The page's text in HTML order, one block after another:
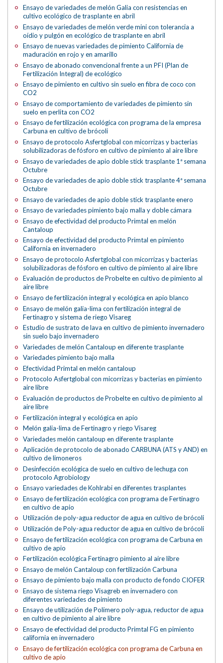
Ensayo de variedades de melón Galia con resistencias en
cultivo ecológico de trasplante en abril
Ensayo de variedades de melón verde mini con tolerancia a
oídio y pulgón en ecológico de trasplante en abril
Ensayo de nuevas variedades de pimiento California de
maduración en rojo y en amarillo
Ensayo de abonado convencional frente a un PFI (Plan de
Fertilización Integral) de ecológico
Ensayo de pimiento en cultivo sin suelo en fibra de coco con
CO2
Ensayo de comportamiento de variedades de pimiento sin
suelo en perlita con CO2
Ensayo de fertilización ecológica con programa de la empresa
Carbuna en cultivo de brócoli
Ensayo de protocolo Asfertglobal con micorrizas y bacterias
solubilizadoras de fósforo en cultivo de pimiento al aire libre
Ensayo de variedades de apio doble stick trasplante 1ª semana
Octubre
Ensayo de variedades de apio doble stick trasplante 4ª semana
Octubre
Ensayo de variedades de apio doble stick trasplante enero
Ensayo de variedades pimiento bajo malla y doble cámara
Ensayo de efectividad del producto Primtal en melón
Cantaloup
Ensayo de efectividad del producto Primtal en pimiento
California en invernadero
Ensayo de protocolo Asfertglobal con micorrizas y bacterias
solubilizadoras de fósforo en cultivo de pimiento al aire libre
Evaluación de productos de Probelte en cultivo de pimiento al
aire libre
Ensayo de fertilización integral y ecológica en apio blanco
Ensayo de melón galia-lima con fertilización integral de
Fertinagro y sistema de riego Visareg
Estudio de sustrato de lava en cultivo de pimiento invernadero
sin suelo bajo invernadero
Variedades de melón Cantaloup en diferente trasplante
Variedades pimiento bajo malla
Efectividad Primtal en melón cantaloup
Protocolo Asfertglobal con micorrizas y bacterias en pimiento
aire libre
Evaluación de productos de Probelte en cultivo de pimiento al
aire libre
Fertilización integral y ecológica en apio
Melón galia-lima de Fertinagro y riego Visareg
Variedades melón cantaloup en diferente trasplante
Aplicación de protocolo de abonado CARBUNA (ATS y AND) en
cultivo de limoneros
Desinfección ecológica de suelo en cultivo de lechuga con
protocolo Agrobiology
Ensayo variedades de Kohlrabi en diferentes trasplantes
Ensayo de fertilización ecológica con programa de Fertinagro
en cultivo de apio
Utilización de poly-agua reductor de agua en cultivo de brócoli
Utilización de Poly-agua reductor de agua en cultivo de brócoli
Ensayo de fertilización ecológica con programa de Carbuna en
cultivo de apio
Fertilización ecológica Fertinagro pimiento al aire libre
Ensayo de melón Cantaloup con fertilización Carbuna
Ensayo de pimiento bajo malla con producto de fondo CIOFER
Ensayo de sistema riego Visagreb en invernadero con
diferentes variedades de pimiento
Ensayo de utilización de Polímero poly-agua, reductor de agua
en cultivo de pimiento al aire libre
Ensayo de efectividad del producto Primtal FG en pimiento
california en invernadero
Ensayo de fertilización ecológica con programa de Carbuna en
cultivo de apio